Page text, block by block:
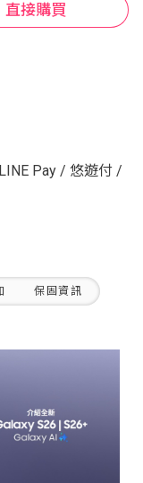
直接購買
LINE Pay / 悠遊付 /
保固資訊